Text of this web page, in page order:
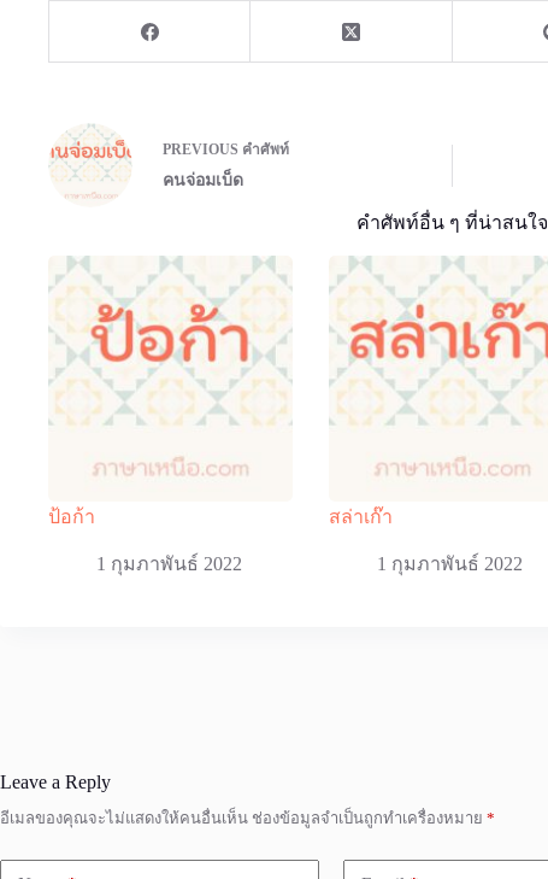
PREVIOUS คำศัพท์
คนจ่อมเบ็ด
คำศัพท์อื่น ๆ ที่น่าสนใจ
ป้อก้า
1 กุมภาพันธ์ 2022
สล่าเก๊า
1 กุมภาพันธ์ 2022
Leave a Reply
อีเมลของคุณจะไม่แสดงให้คนอื่นเห็น ช่องข้อมูลจำเป็นถูกทำเครื่องหมาย *